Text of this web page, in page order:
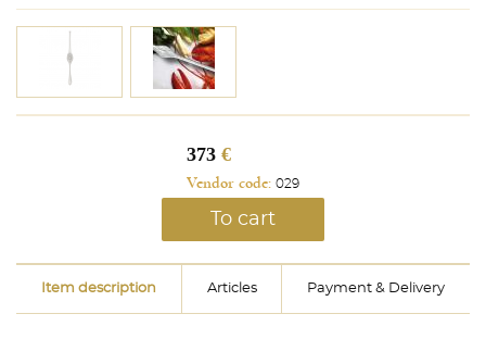
373 €
Vendor code: 029
To cart
Item description Articles Payment & Delivery